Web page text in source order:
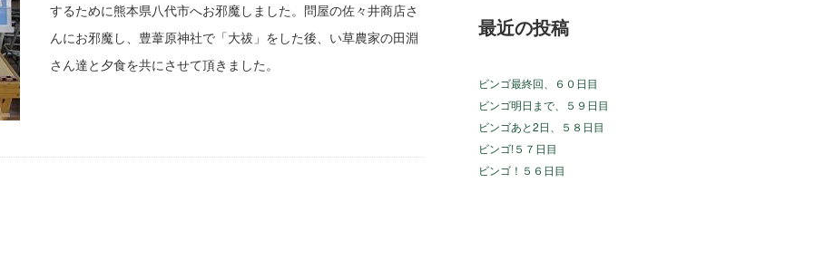
するために熊本県八代市へお邪魔しました。問屋の佐々井商店さ
んにお邪魔し、豊葦原神社で「大祓」をした後、い草農家の田淵
さん達と夕食を共にさせて頂きました。
最近の投稿
ビンゴ最終回、６０日目
ビンゴ明日まで、５９日目
ビンゴあと2日、５８日目
ビンゴ!５７日目
ビンゴ！５６日目